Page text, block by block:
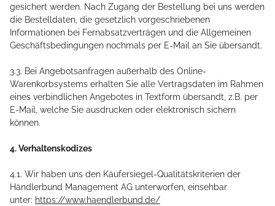
gesichert werden. Nach Zugang der Bestellung bei uns werden
die Bestelldaten, die gesetzlich vorgeschriebenen
Informationen bei Fernabsatzverträgen und die Allgemeinen
Geschäftsbedingungen nochmals per E-Mail an Sie übersandt.
3.3. Bei Angebotsanfragen außerhalb des Online-
Warenkorbsystems erhalten Sie alle Vertragsdaten im Rahmen
eines verbindlichen Angebotes in Textform übersandt, z.B. per
E-Mail, welche Sie ausdrucken oder elektronisch sichern
können.
4. Verhaltenskodizes
4.1. Wir haben uns den Käufersiegel-Qualitätskriterien der
Händlerbund Management AG unterworfen, einsehbar
unter: https://www.haendlerbund.de/